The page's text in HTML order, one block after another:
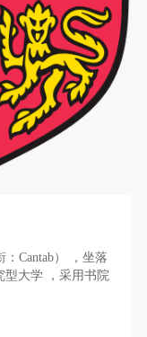
Cantab） ，坐落
型大学 ，采用书院
桥大学是英语世界
立的学者协会